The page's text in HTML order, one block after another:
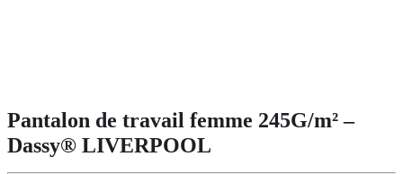
Pantalon de travail femme 245G/m² –
Dassy® LIVERPOOL